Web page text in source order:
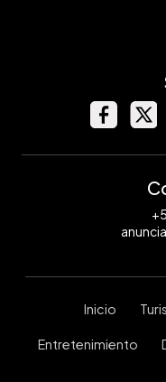
Inicio
Entretenimiento